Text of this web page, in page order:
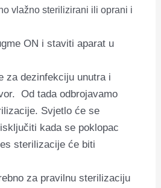
vlažno sterilizirani ili oprani i
ON i staviti aparat u
za dezinfekciju unutra i
Od tada odbrojavamo
Svjetlo će se
kada se poklopac
sterilizacije će biti
za pravilnu sterilizaciju